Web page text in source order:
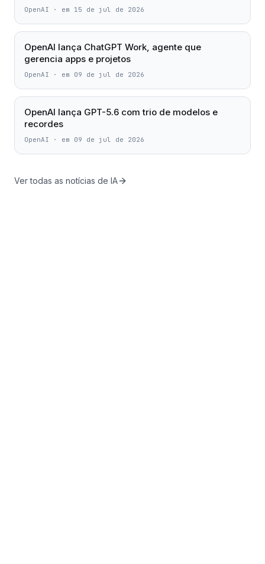
OpenAI · em 15 de jul de 2026
OpenAI lança ChatGPT Work, agente que
gerencia apps e projetos
OpenAI · em 09 de jul de 2026
OpenAI lança GPT-5.6 com trio de modelos e
recordes
OpenAI · em 09 de jul de 2026
Ver todas as notícias de IA